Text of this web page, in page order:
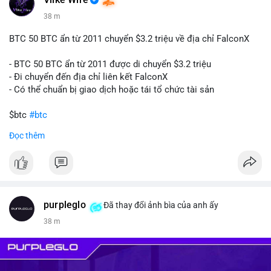
38 m
BTC 50 BTC ẩn từ 2011 chuyển $3.2 triệu về địa chỉ FalconX
- BTC 50 BTC ẩn từ 2011 được di chuyển $3.2 triệu
- Đi chuyển đến địa chỉ liên kết FalconX
- Có thể chuẩn bị giao dịch hoặc tái tổ chức tài sản
$btc #btc
#vlikevn
📰 Nguồn: CoinDesk
Đọc thêm
purpleglo Đã thay đổi ảnh bìa của anh ấy
38 m